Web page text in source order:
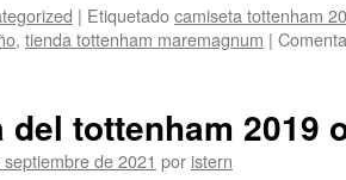
| Etiquetadocamiseta tottenham
, tienda tottenham maremagnum |
del tottenham 2019
de 2021 por istern